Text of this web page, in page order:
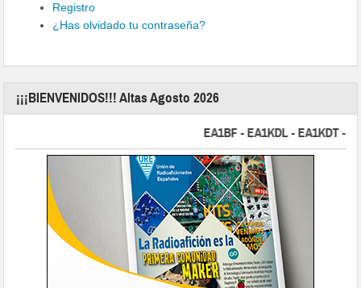
Registro
¿Has olvidado tu contraseña?
¡¡¡BIENVENIDOS!!! Altas Agosto 2026
EA1BF - EA1KDL - EA1KDT -